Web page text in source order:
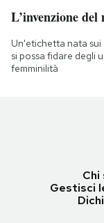
L’invenzione
Un'etichetta nata
si possa fidare degli
femminilità
Chi
Gestisci